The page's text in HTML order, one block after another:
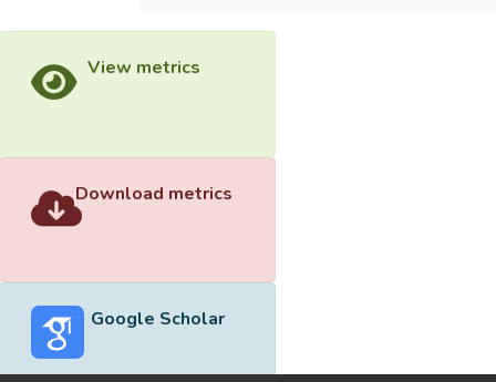
View metrics
Download metrics
Google Scholar